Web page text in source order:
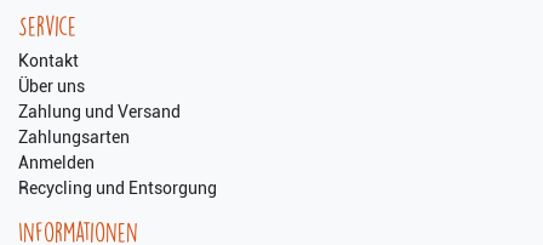
Service
Kontakt
Über uns
Zahlung und Versand
Zahlungsarten
Anmelden
Recycling und Entsorgung
Informationen